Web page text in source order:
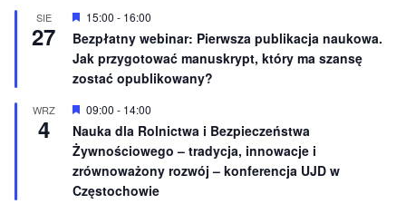
n
o
n
e
SIE
27
W
r
ó
ż
n
i
o
n
e
15:00 - 16:00
Bezpłatny webinar: Pierwsza publikacja naukowa.
Jak przygotować manuskrypt, który ma szansę
zostać opublikowany?
WRZ
4
W
r
ó
ż
n
i
09:00 - 14:00
Nauka dla Rolnictwa i Bezpieczeństwa
Żywnościowego – tradycja, innowacje i
zrównoważony rozwój – konferencja UJD w
Częstochowie